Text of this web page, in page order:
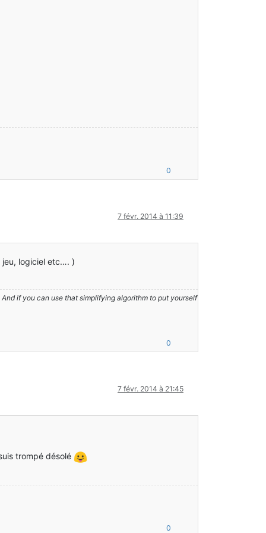
0
7 févr. 2014 à 11:39
jeu, logiciel etc…. )
if you can use that simplifying algorithm to put yourself
0
7 févr. 2014 à 21:45
trompé désolé
0